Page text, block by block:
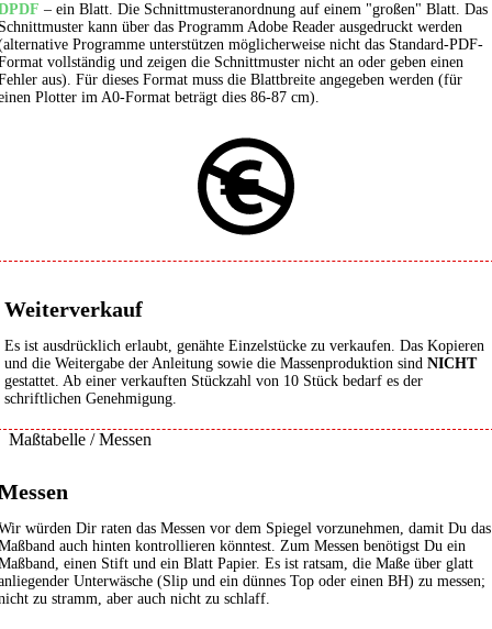
– ein Blatt. Die Schnittmusteranordnung auf einem "großen" Blatt. Das
kann über das Programm Adobe Reader ausgedruckt werden
Programme unterstützen möglicherweise nicht das Standard-PDF-
vollständig und zeigen die Schnittmuster nicht an oder geben einen
aus). Für dieses Format muss die Blattbreite angegeben werden (für
Plotter im A0-Format beträgt dies 86-87 cm).
Weiterverkauf
Es ist ausdrücklich erlaubt, genähte Einzelstücke zu verkaufen. Das Kopieren
und die Weitergabe der Anleitung sowie die Massenproduktion sind NICHT
gestattet. Ab einer verkauften Stückzahl von 10 Stück bedarf es der
schriftlichen Genehmigung.
Maßtabelle / Messen
würden Dir raten das Messen vor dem Spiegel vorzunehmen, damit Du das
auch hinten kontrollieren könntest. Zum Messen benötigst Du ein
einen Stift und ein Blatt Papier. Es ist ratsam, die Maße über glatt
Unterwäsche (Slip und ein dünnes Top oder einen BH) zu messen;
zu stramm, aber auch nicht zu schlaff.